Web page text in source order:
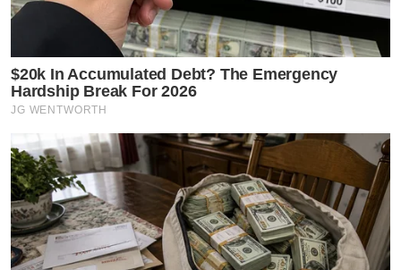
$20k In Accumulated Debt? The Emergency
Hardship Break For 2026
JG WENTWORTH